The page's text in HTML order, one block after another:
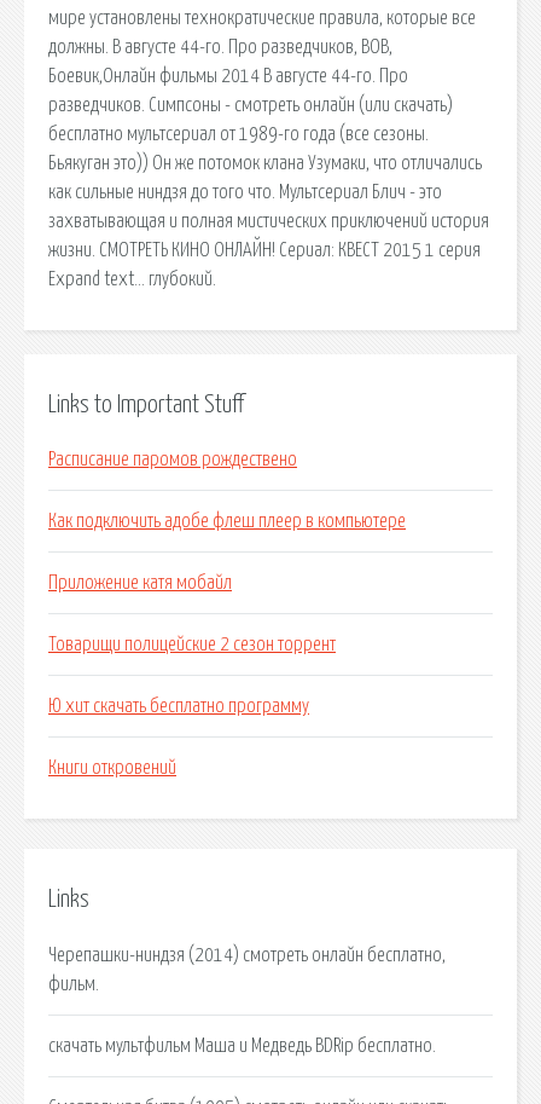
мире установлены технократические правила, которые все
должны. В августе 44-го. Про разведчиков, ВОВ,
Боевик,Онлайн фильмы 2014 В августе 44-го. Про
разведчиков. Симпсоны - смотреть онлайн (или скачать)
бесплатно мультсериал от 1989-го года (все сезоны.
Бьякуган это)) Он же потомок клана Узумаки, что отличались
как сильные ниндзя до того что. Мультсериал Блич - это
захватывающая и полная мистических приключений история
жизни. СМОТРЕТЬ КИНО ОНЛАЙН! Сериал: КВЕСТ 2015 1 серия
Expand text… глубокий.
Links to Important Stuff
Расписание паромов рождествено
Как подключить адобе флеш плеер в компьютере
Приложение катя мобайл
Товарищи полицейские 2 сезон торрент
Ю хит скачать бесплатно программу
Книги откровений
Links
Черепашки-ниндзя (2014) смотреть онлайн бесплатно,
фильм.
скачать мультфильм Маша и Медведь BDRip бесплатно.